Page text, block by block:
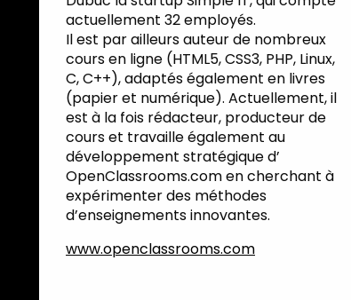
actuellement 32 employés.
Il est par ailleurs auteur de nombreux
cours en ligne (HTML5, CSS3, PHP, Linux,
C, C++), adaptés également en livres
(papier et numérique). Actuellement, il
est à la fois rédacteur, producteur de
cours et travaille également au
développement stratégique d’
OpenClassrooms.com en cherchant à
expérimenter des méthodes
d’enseignements innovantes.
www.openclassrooms.com